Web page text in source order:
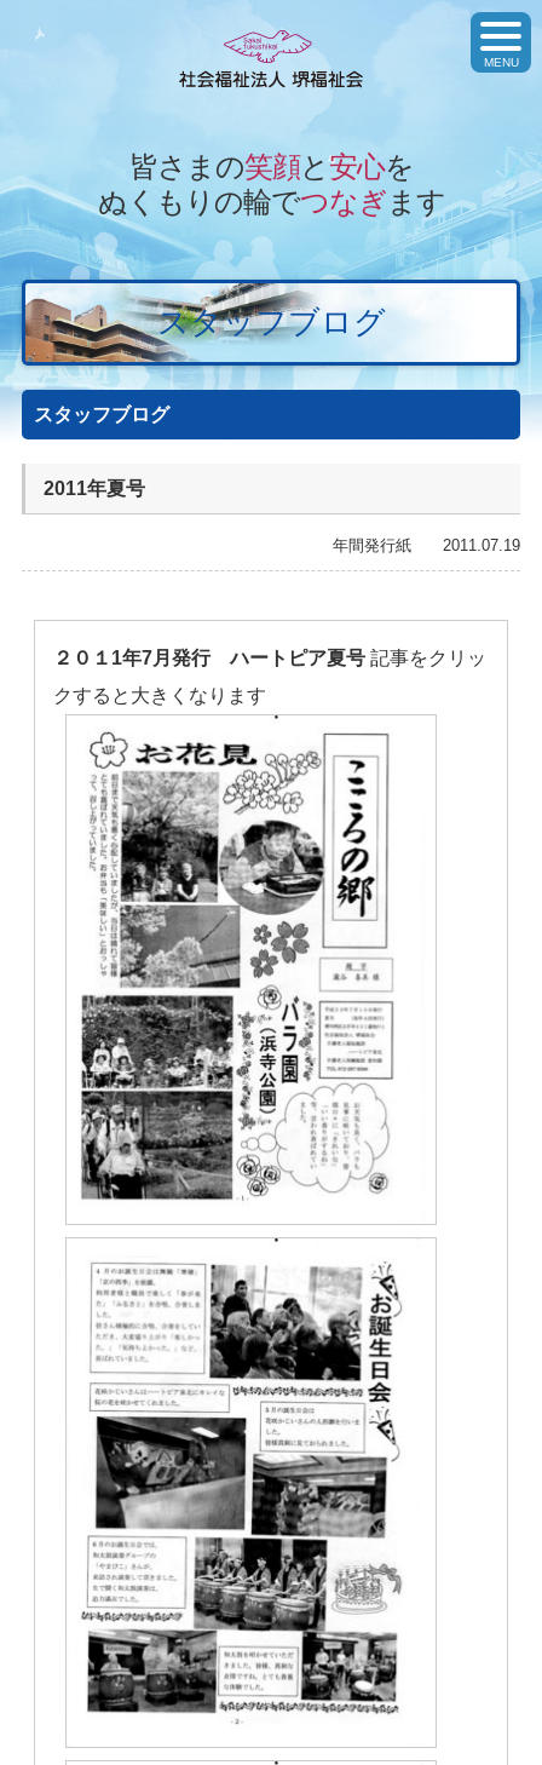
皆さまの笑顔と安心を
ぬくもりの輪でつなぎ ます
toggle
MENU
スタッフブログ
スタッフブログ
2011年夏号
年間発行紙 2011.07.19
２０１1年7月発行 ハートピア夏号 記事をクリッ
クすると大きくなります